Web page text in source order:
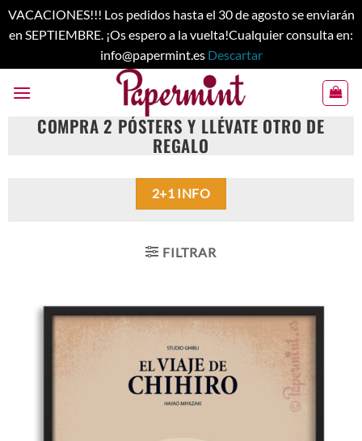
VACACIONES!!! Los pedidos hasta el 30 de agosto se enviarán
en SEPTIEMBRE. ¡Os espero a la vuelta!Cualquier consulta en:
info@papermint.es Descartar
contenidoCOMPRA 2 PÓSTERSY LLÉVATE OTRO DE
REGALO
2+1 INFO
FILTRAR